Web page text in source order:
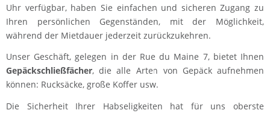
Uhr verfügbar, haben Sie einfachen und sicheren Zugang zu
Ihren persönlichen Gegenständen, mit der Möglichkeit,
während der Mietdauer jederzeit zurückzukehren.
Unser Geschäft, gelegen in der Rue du Maine 7, bietet Ihnen
Gepäckschließfächer, die alle Arten von Gepäck aufnehmen
können: Rucksäcke, große Koffer usw.
Die Sicherheit Ihrer Habseligkeiten hat für uns oberste